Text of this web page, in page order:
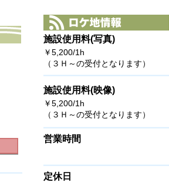
施設使用料(写真)
￥5,200/1h
（３Ｈ～の受付となります）
施設使用料(映像)
￥5,200/1h
（３Ｈ～の受付となります）
営業時間
定休日